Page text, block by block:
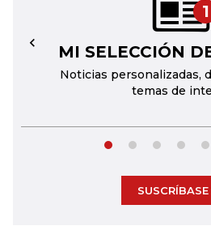
1
MI SELECCIÓN
Noticias personalizadas,
temas de
←
SUSCRÍBASE